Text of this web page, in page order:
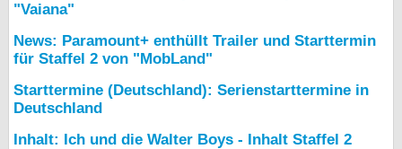
"Vaiana"
News: Paramount+ enthüllt Trailer und Starttermin
für Staffel 2 von "MobLand"
Starttermine (Deutschland): Serienstarttermine in
Deutschland
Inhalt: Ich und die Walter Boys - Inhalt Staffel 2